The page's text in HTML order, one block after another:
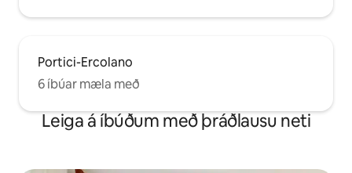
Portici-Ercolano
6 íbúar mæla með
Leiga á íbúðum með þráðlausu neti